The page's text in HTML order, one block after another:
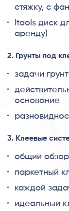
стяжку, с
Itools диск
аренду)
2. Грунты под
задачи
основание
3. Клеевые
общий
паркетный
каждой
идеальный